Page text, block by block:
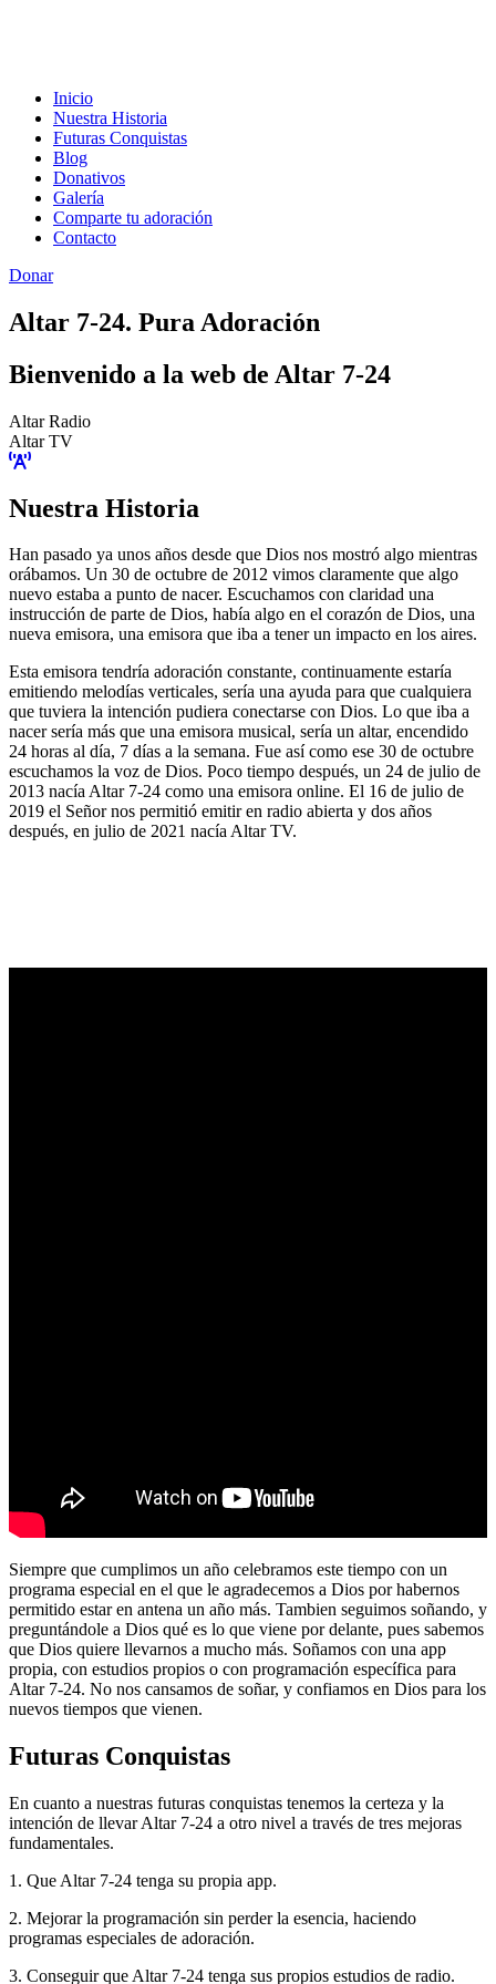
Inicio
Nuestra Historia
Futuras Conquistas
Blog
Donativos
Galería
Comparte tu adoración
Contacto
Donar
Altar 7-24. Pura Adoración
Bienvenido a la web de Altar 7-24
Altar Radio
Altar TV
Nuestra Historia
Han pasado ya unos años desde que Dios nos mostró algo mientras
orábamos. Un 30 de octubre de 2012 vimos claramente que algo
nuevo estaba a punto de nacer. Escuchamos con claridad una
instrucción de parte de Dios, había algo en el corazón de Dios, una
nueva emisora, una emisora que iba a tener un impacto en los aires.
Esta emisora tendría adoración constante, continuamente estaría
emitiendo melodías verticales, sería una ayuda para que cualquiera
que tuviera la intención pudiera conectarse con Dios. Lo que iba a
nacer sería más que una emisora musical, sería un altar, encendido
24 horas al día, 7 días a la semana. Fue así como ese 30 de octubre
escuchamos la voz de Dios. Poco tiempo después, un 24 de julio de
2013 nacía Altar 7-24 como una emisora online. El 16 de julio de
2019 el Señor nos permitió emitir en radio abierta y dos años
después, en julio de 2021 nacía Altar TV.
Siempre que cumplimos un año celebramos este tiempo con un
programa especial en el que le agradecemos a Dios por habernos
permitido estar en antena un año más. Tambien seguimos soñando, y
preguntándole a Dios qué es lo que viene por delante, pues sabemos
que Dios quiere llevarnos a mucho más. Soñamos con una app
propia, con estudios propios o con programación específica para
Altar 7-24. No nos cansamos de soñar, y confiamos en Dios para los
nuevos tiempos que vienen.
Futuras Conquistas
En cuanto a nuestras futuras conquistas tenemos la certeza y la
intención de llevar Altar 7-24 a otro nivel a través de tres mejoras
fundamentales.
1. Que Altar 7-24 tenga su propia app.
2. Mejorar la programación sin perder la esencia, haciendo
programas especiales de adoración.
3. Conseguir que Altar 7-24 tenga sus propios estudios de radio.